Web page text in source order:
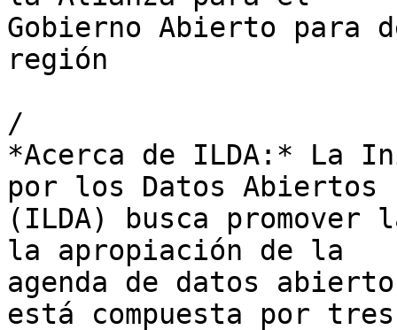
Gobierno Abierto para
región
/
*Acerca de ILDA:* La
por los Datos Abiertos
(ILDA) busca
la apropiación de la
agenda de datos
está compuesta por tres